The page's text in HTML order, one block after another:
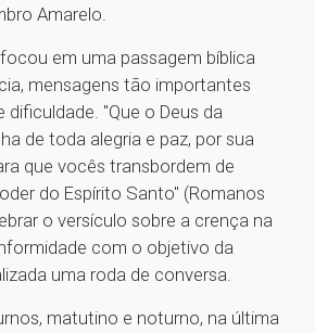
Amarelo.
em uma passagem bíblica
mensagens tão importantes
"Que o Deus da
de toda alegria e paz, por sua
que vocês transbordem de
do Espírito Santo" (Romanos
o versículo sobre a crença na
com o objetivo da
uma roda de conversa.
matutino e noturno, na última